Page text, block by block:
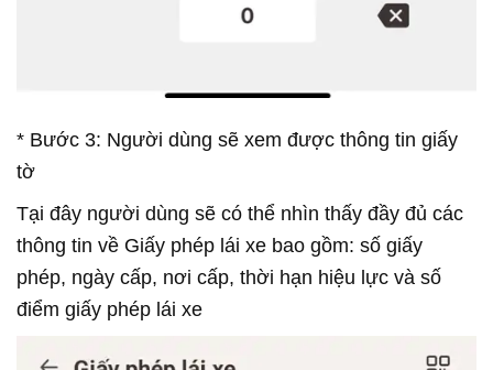
* Bước 3: Người dùng sẽ xem được thông tin giấy
tờ
Tại đây người dùng sẽ có thể nhìn thấy đầy đủ các
thông tin về Giấy phép lái xe bao gồm: số giấy
phép, ngày cấp, nơi cấp, thời hạn hiệu lực và số
điểm giấy phép lái xe